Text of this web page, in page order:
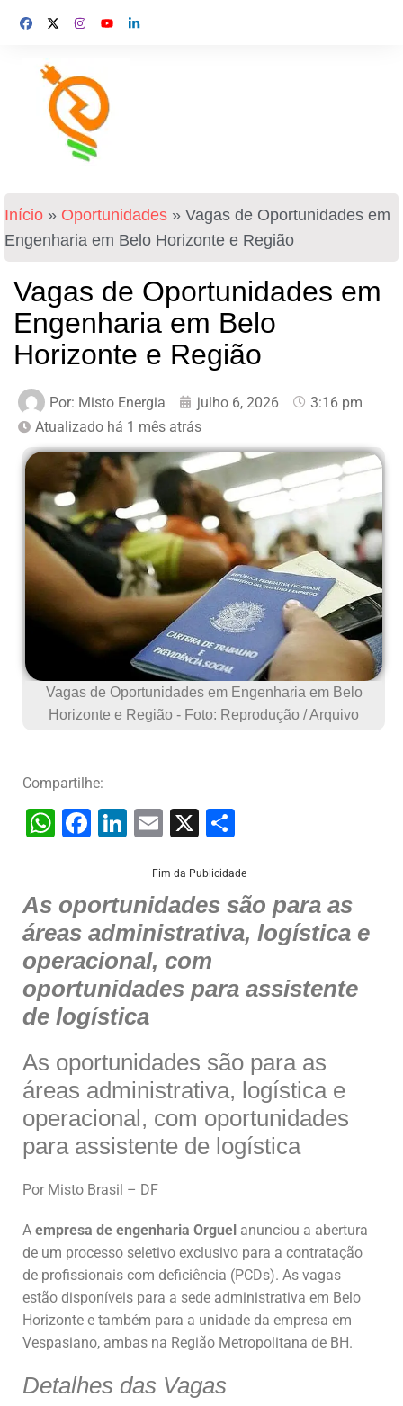
Início » Oportunidades » Vagas de Oportunidades em
Engenharia em Belo Horizonte e Região
Vagas de Oportunidades em
Engenharia em Belo
Horizonte e Região
Por: Misto Energia julho 6, 2026
3:16 pm
Atualizado há 1 mês atrás
Vagas de Oportunidades em Engenharia em Belo
Horizonte e Região - Foto: Reprodução / Arquivo
Compartilhe:
W
s
A
p
p
F
e
b
o
o
k
Li
e
dI
n
E
ai
l
X
ar
e
Fim da Publicidade
As oportunidades são para as
áreas administrativa, logística e
operacional, com
oportunidades para assistente
de logística
As oportunidades são para as
áreas administrativa, logística e
operacional, com oportunidades
para assistente de logística
Por Misto Brasil – DF
A empresa de engenharia Orguel anunciou a abertura
de um processo seletivo exclusivo para a contratação
de profissionais com deficiência (PCDs). As vagas
estão disponíveis para a sede administrativa em Belo
Horizonte e também para a unidade da empresa em
Vespasiano, ambas na Região Metropolitana de BH.
Detalhes das Vagas